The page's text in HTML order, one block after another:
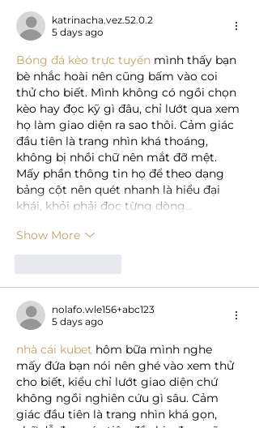
katrinacha.vez.52.0.2
5 days ago
Bóng đá kèo trực tuyến mình thấy bạn
bè nhắc hoài nên cũng bấm vào coi
thử cho biết. Mình không có ngồi chọn
kèo hay đọc kỹ gì đâu, chỉ lướt qua xem
họ làm giao diện ra sao thôi. Cảm giác
đầu tiên là trang nhìn khá thoáng,
không bị nhồi chữ nên mắt đỡ mệt.
Mấy phần thông tin họ để theo dạng
bảng cột nên quét nhanh là hiểu đại
khái, khỏi phải đọc từng dòng…
Show More
nolafo.wle156+abc123
5 days ago
nhà cái kubet hôm bữa mình nghe
mấy đứa bạn nói nên ghé vào xem thử
cho biết, kiểu chỉ lướt giao diện chứ
không ngồi nghiên cứu gì sâu. Cảm
giác đầu tiên là trang nhìn khá gọn,